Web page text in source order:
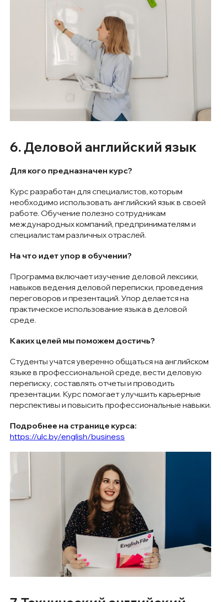
6. Деловой английский язык
Для кого предназначен курс?
Курс разработан для специалистов, которым
необходимо использовать английский язык в своей
работе. Обучение полезно сотрудникам
международных компаний, предпринимателям и
специалистам различных отраслей.
На что идет упор в обучении?
Программа включает изучение деловой лексики,
навыков ведения деловой переписки, проведения
переговоров и презентаций. Упор делается на
практическое использование языка в деловой
среде.
Каких целей мы поможем достичь?
Студенты учатся уверенно общаться на английском
языке в профессиональной среде, вести деловую
переписку, составлять отчеты и проводить
презентации. Курс помогает улучшить карьерные
перспективы и повысить профессиональные навыки.
Подробнее на странице курса:
https://ulc.by/english/business